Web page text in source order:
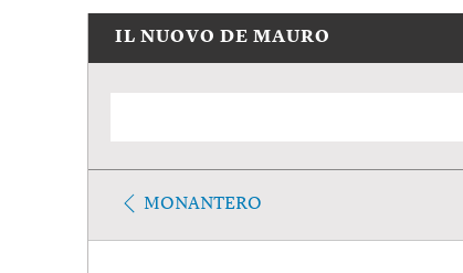
IL NUOVO DE MAURO
MONANTERO